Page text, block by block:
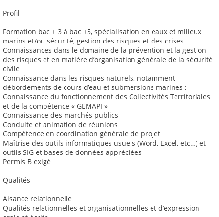
Profil
Formation bac + 3 à bac +5, spécialisation en eaux et milieux
marins et/ou sécurité, gestion des risques et des crises
Connaissances dans le domaine de la prévention et la gestion
des risques et en matière d’organisation générale de la sécurité
civile
Connaissance dans les risques naturels, notamment
débordements de cours d’eau et submersions marines ;
Connaissance du fonctionnement des Collectivités Territoriales
et de la compétence « GEMAPI »
Connaissance des marchés publics
Conduite et animation de réunions
Compétence en coordination générale de projet
Maîtrise des outils informatiques usuels (Word, Excel, etc…) et
outils SIG et bases de données appréciées
Permis B exigé
Qualités
Aisance relationnelle
Qualités relationnelles et organisationnelles et d’expression